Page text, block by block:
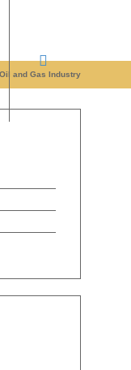
and Gas Industry